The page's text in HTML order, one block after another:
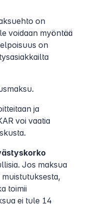
on
voidaan myöntää
on
ja
voi vaatia
Jos maksua
toimii
ei tule 14